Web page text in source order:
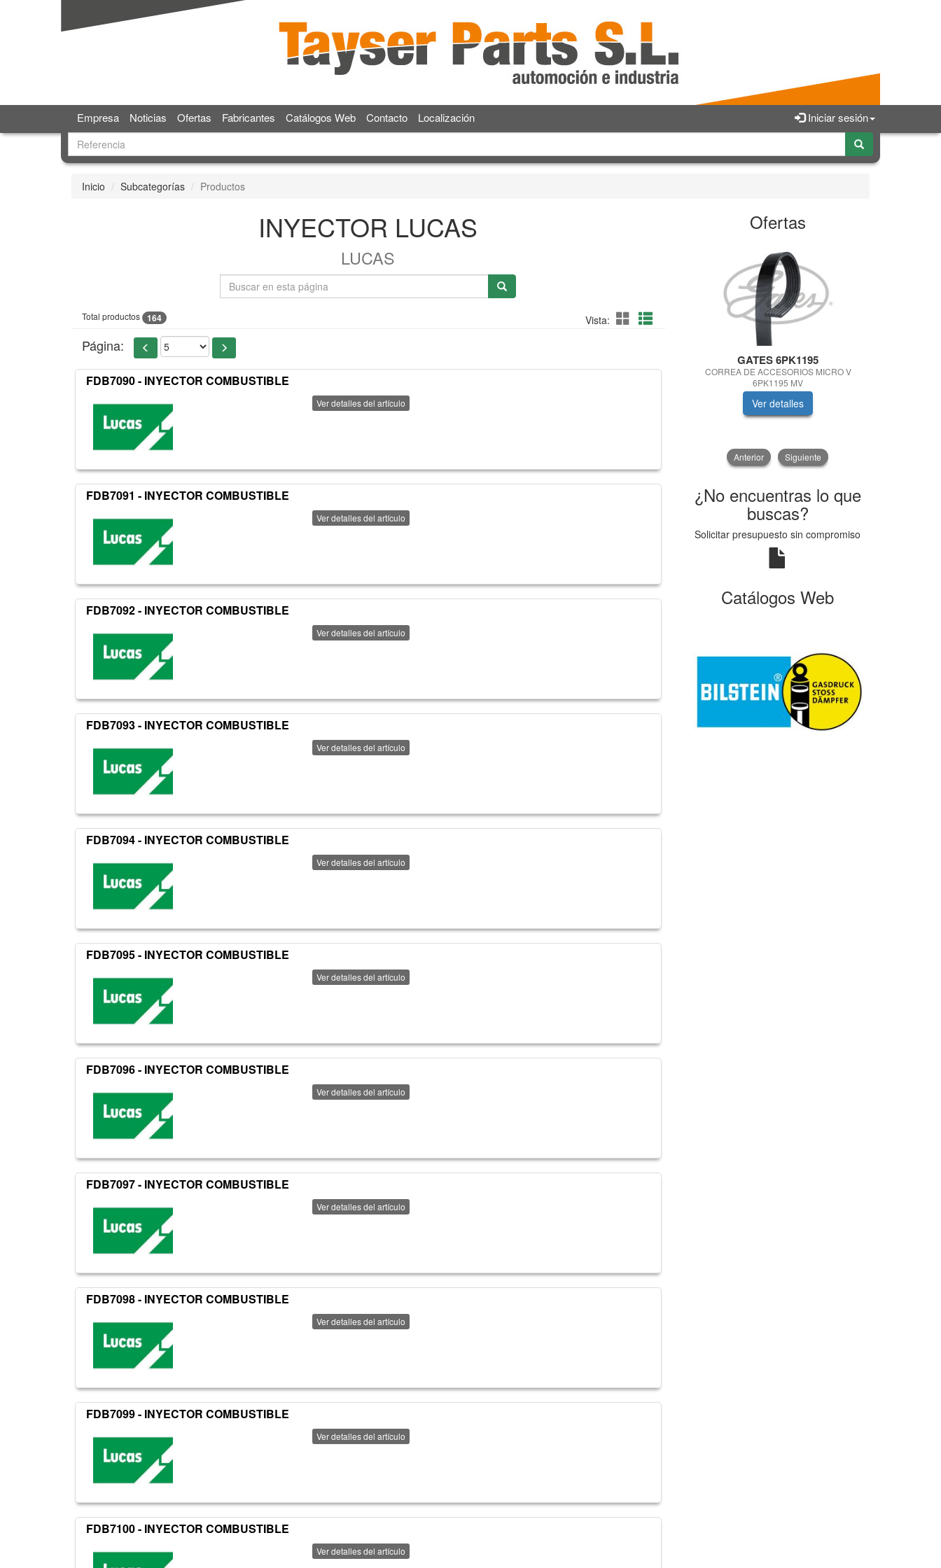
Iniciar sesión
Empresa Noticias Ofertas Fabricantes Catálogos Web Contacto Localización
Inicio Subcategorías Productos
INYECTOR LUCAS
LUCAS
Total productos 164 Vista:
Página:
FDB7090 - INYECTOR COMBUSTIBLE
Ver detalles del artículo
FDB7091 - INYECTOR COMBUSTIBLE
Ver detalles del artículo
FDB7092 - INYECTOR COMBUSTIBLE
Ver detalles del artículo
FDB7093 - INYECTOR COMBUSTIBLE
Ver detalles del artículo
FDB7094 - INYECTOR COMBUSTIBLE
Ver detalles del artículo
FDB7095 - INYECTOR COMBUSTIBLE
Ver detalles del artículo
FDB7096 - INYECTOR COMBUSTIBLE
Ver detalles del artículo
FDB7097 - INYECTOR COMBUSTIBLE
Ver detalles del artículo
FDB7098 - INYECTOR COMBUSTIBLE
Ver detalles del artículo
FDB7099 - INYECTOR COMBUSTIBLE
Ver detalles del artículo
FDB7100 - INYECTOR COMBUSTIBLE
Ver detalles del artículo
Ofertas
GATES 6PK1195
CORREA DE ACCESORIOS MICRO V
6PK1195 MV
Ver detalles
Anterior Siguiente
¿No encuentras lo que
buscas?
Solicitar presupuesto sin compromiso
Catálogos Web